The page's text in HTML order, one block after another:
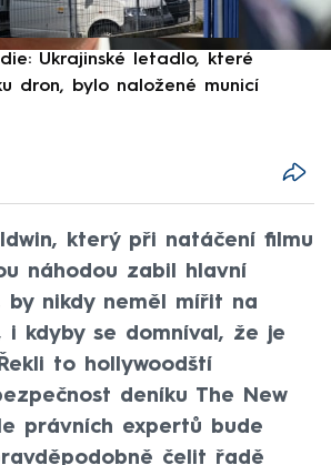
Ukrajinské letadlo, které
dron, bylo naložené municí
který při natáčení filmu
náhodou zabil hlavní
by nikdy neměl mířit na
i kdyby se domníval, že je
to hollywoodští
deníku The New
právních expertů bude
čelit řadě